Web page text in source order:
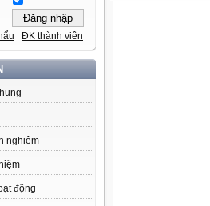
ĐK thành viên
nghiệm
động